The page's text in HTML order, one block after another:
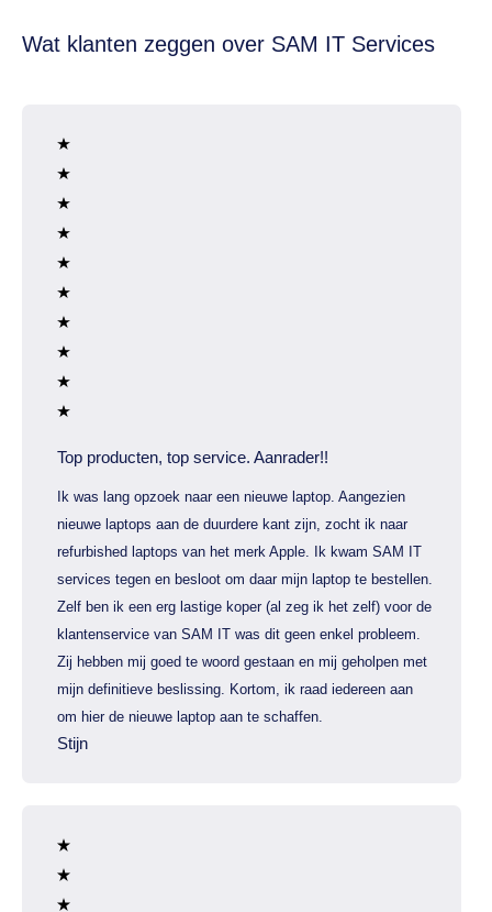
Wat klanten zeggen over SAM IT Services
Top producten, top service. Aanrader!!
Ik was lang opzoek naar een nieuwe laptop. Aangezien
nieuwe laptops aan de duurdere kant zijn, zocht ik naar
refurbished laptops van het merk Apple. Ik kwam SAM IT
services tegen en besloot om daar mijn laptop te bestellen.
Zelf ben ik een erg lastige koper (al zeg ik het zelf) voor de
klantenservice van SAM IT was dit geen enkel probleem.
Zij hebben mij goed te woord gestaan en mij geholpen met
mijn definitieve beslissing. Kortom, ik raad iedereen aan
om hier de nieuwe laptop aan te schaffen.
Stijn